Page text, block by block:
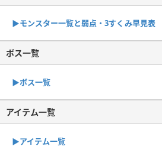
▶︎モンスター一覧と弱点・3すくみ早見表
ボス一覧
▶︎ボス一覧
アイテム一覧
▶アイテム一覧